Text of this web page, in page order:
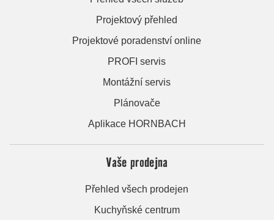
Projektový přehled
Projektové poradenství online
PROFI servis
Montážní servis
Plánovače
Aplikace HORNBACH
Vaše prodejna
Přehled všech prodejen
Kuchyňské centrum